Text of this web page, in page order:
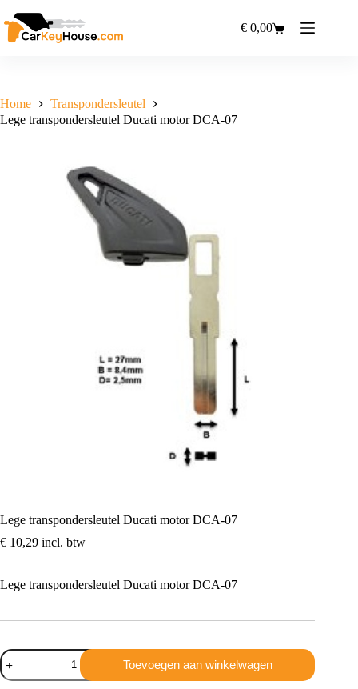
naar
de
Winkelwagen
€ 0,00
Home
Transpondersleutel
Lege transpondersleutel Ducati motor DCA-07
Lege transpondersleutel Ducati motor DCA-07
€ 10,29 incl. btw
Lege transpondersleutel Ducati motor DCA-07
Lege
transpondersleutel
Ducati
Toevoegen aan winkelwagen